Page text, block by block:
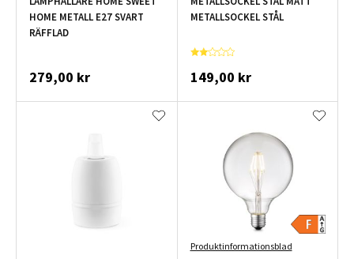
HOME METALL E27 SVART
RÄFFLAD
279,00 kr
METALLSOCKEL STÅL
149,00 kr
Produktinformationsblad